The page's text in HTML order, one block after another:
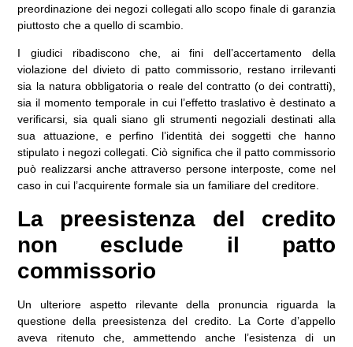
preordinazione dei negozi collegati allo scopo finale di garanzia
piuttosto che a quello di scambio.
I giudici ribadiscono che, ai fini dell’accertamento della
violazione del divieto di patto commissorio, restano irrilevanti
sia la natura obbligatoria o reale del contratto (o dei contratti),
sia il momento temporale in cui l’effetto traslativo è destinato a
verificarsi, sia quali siano gli strumenti negoziali destinati alla
sua attuazione, e perfino l’identità dei soggetti che hanno
stipulato i negozi collegati. Ciò significa che il patto commissorio
può realizzarsi anche attraverso persone interposte, come nel
caso in cui l’acquirente formale sia un familiare del creditore.
La preesistenza del credito
non esclude il patto
commissorio
Un ulteriore aspetto rilevante della pronuncia riguarda la
questione della preesistenza del credito. La Corte d’appello
aveva ritenuto che, ammettendo anche l’esistenza di un